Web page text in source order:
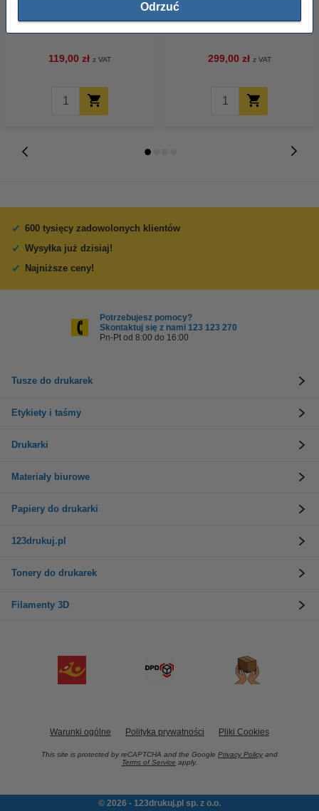
Odrzuć
TN-135BK toner czarny,
119,00 zł z VAT
Brother TN-130BK toner czarny,
standardowa wydajność,
299,00 zł z VAT
600 tysięcy zadowolonych klientów
Wysyłka już dzisiaj!
Najniższe ceny!
Potrzebujesz pomocy?
Skontaktuj się z nami 123 123 270
Pn-Pt od 8:00 do 16:00
Tusze do drukarek
Etykiety i taśmy
Drukarki
Materiały biurowe
Papiery do drukarki
123drukuj.pl
Tonery do drukarek
Filamenty 3D
Warunki ogólne Polityka prywatności Pliki Cookies
This site is protected by reCAPTCHA and the Google Privacy Policy and
Terms of Service apply.
© 2026 - 123drukuj.pl sp. z o.o.